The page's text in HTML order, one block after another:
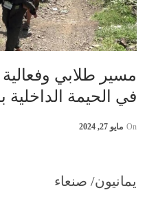
مسير طلابي
في الحيمة الداخلية
On مايو 27, 2024
يمانيون/ صنعاء